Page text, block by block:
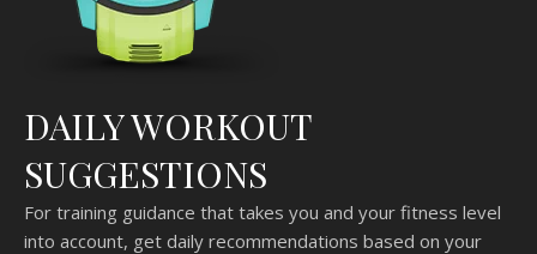
DAILY WORKOUT
SUGGESTIONS
For training guidance that takes you and your fitness level
into account, get daily recommendations based on your